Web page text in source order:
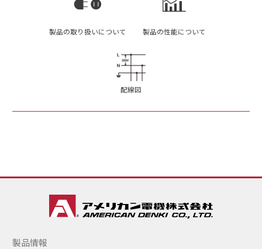
製品の取り扱いについて 製品の性能について
配線図
製品情報